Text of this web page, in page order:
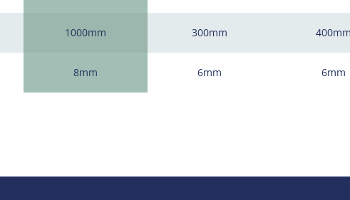
1000mm
8mm
300mm
6mm
400mm
6mm